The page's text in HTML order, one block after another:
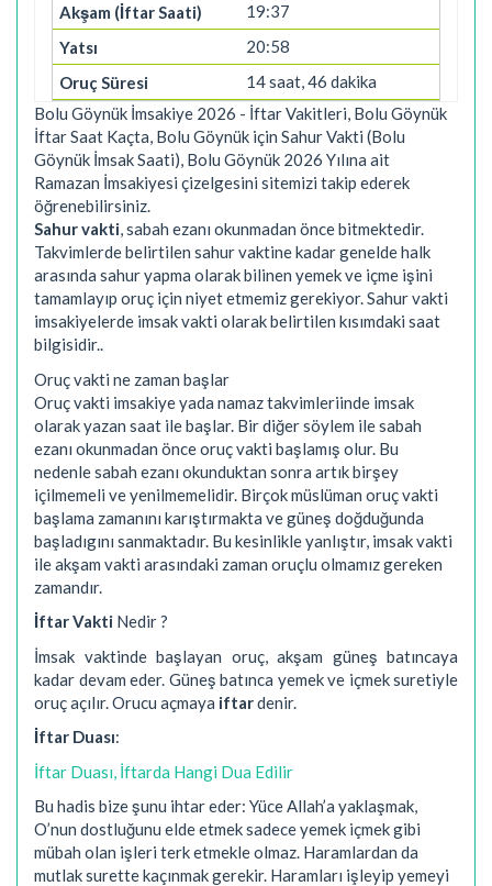
19:37
20:58
14 saat, 46 dakika
Bolu Göynük İmsakiye 2026 - İftar Vakitleri, Bolu Göynük
İftar Saat Kaçta, Bolu Göynük için Sahur Vakti (Bolu
Göynük İmsak Saati), Bolu Göynük 2026 Yılına ait
Ramazan İmsakiyesi çizelgesini sitemizi takip ederek
öğrenebilirsiniz.
Sahur vakti, sabah ezanı okunmadan önce bitmektedir.
Takvimlerde belirtilen sahur vaktine kadar genelde halk
arasında sahur yapma olarak bilinen yemek ve içme işini
tamamlayıp oruç için niyet etmemiz gerekiyor. Sahur vakti
imsakiyelerde imsak vakti olarak belirtilen kısımdaki saat
bilgisidir..
Oruç vakti ne zaman başlar
Oruç vakti imsakiye yada namaz takvimleriinde imsak
olarak yazan saat ile başlar. Bir diğer söylem ile sabah
ezanı okunmadan önce oruç vakti başlamış olur. Bu
nedenle sabah ezanı okunduktan sonra artık birşey
içilmemeli ve yenilmemelidir. Birçok müslüman oruç vakti
başlama zamanını karıştırmakta ve güneş doğduğunda
başladıgını sanmaktadır. Bu kesinlikle yanlıştır, imsak vakti
ile akşam vakti arasındaki zaman oruçlu olmamız gereken
zamandır.
İftar Vakti Nedir ?
İmsak vaktinde başlayan oruç, akşam güneş batıncaya
kadar devam eder. Güneş batınca yemek ve içmek suretiyle
oruç açılır. Orucu açmaya iftardenir.
İftar Duası:
İftar Duası, İftarda Hangi Dua Edilir
Bu hadis bize şunu ihtar eder: Yüce Allah’a yaklaşmak,
O’nun dostluğunu elde etmek sadece yemek içmek gibi
mübah olan işleri terk etmekle olmaz. Haramlardan da
mutlak surette kaçınmak gerekir. Haramları işleyip yemeyi